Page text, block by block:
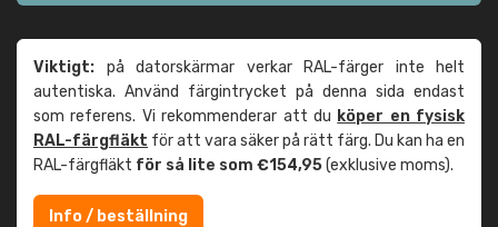
Viktigt: på datorskärmar verkar RAL-färger inte helt
autentiska. Använd färgintrycket på denna sida endast
som referens. Vi rekommenderar att du köper en fysisk
RAL-färgfläkt för att vara säker på rätt färg. Du kan ha en
RAL-färgfläkt för så lite som €154,95(exklusive moms).
Info / beställning